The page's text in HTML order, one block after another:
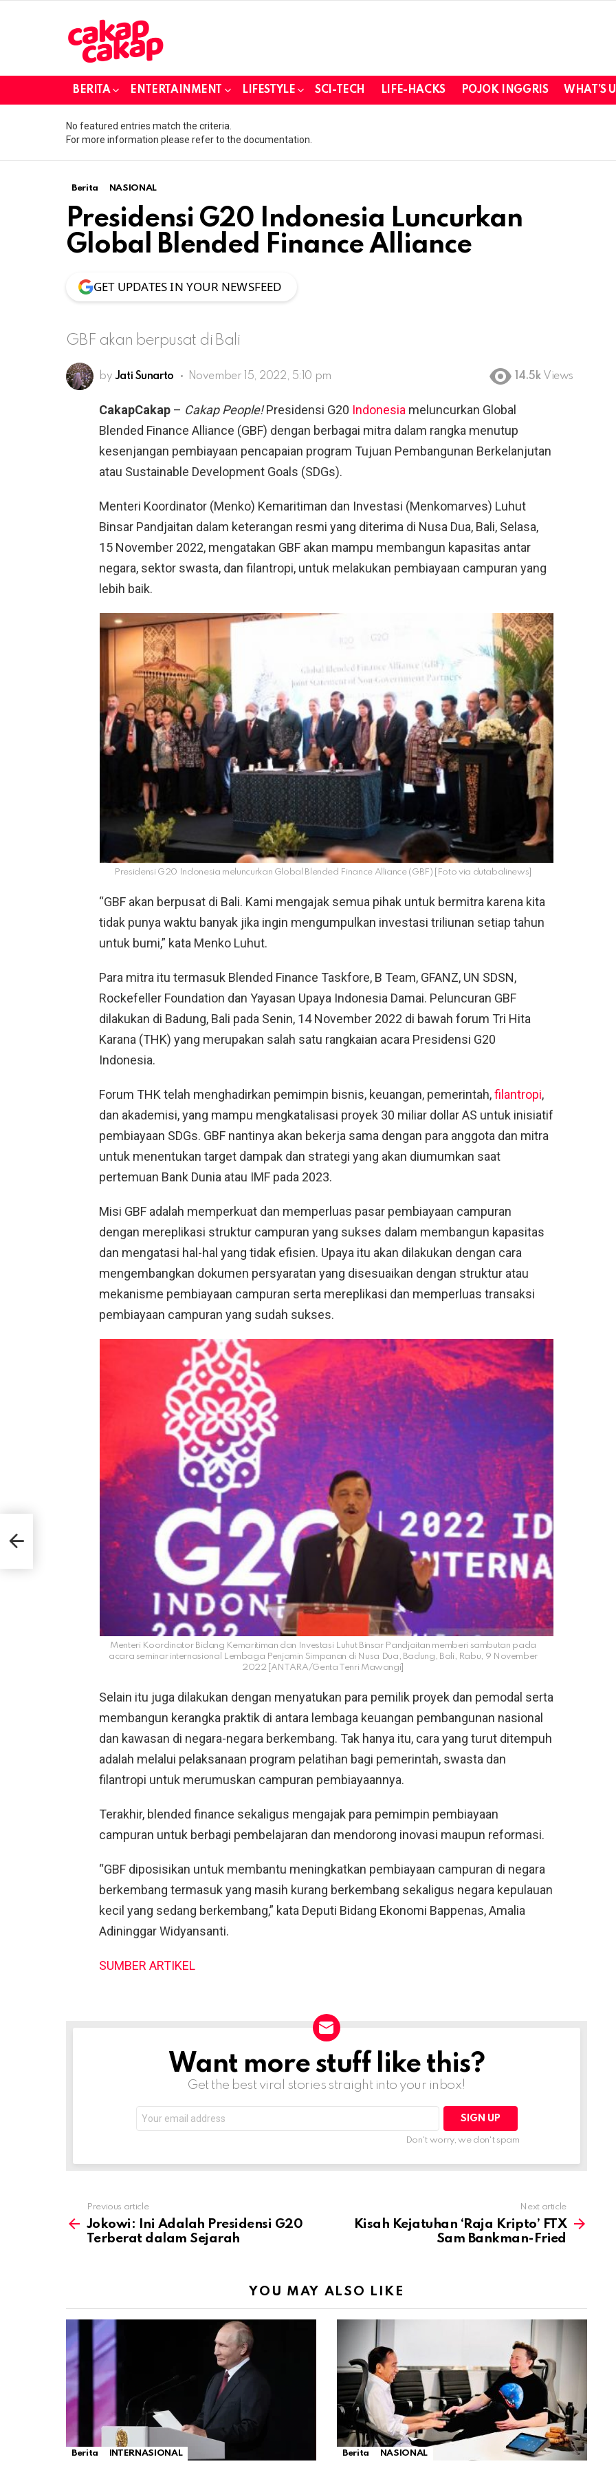
BERITA ENTERTAINMENT LIFESTYLE SCI-TECH LIFE-HACKS POJOK INGGRIS WHAT’S
No featured entries match the criteria.
For more information please refer to the documentation.
Berita NASIONAL
Presidensi G20 Indonesia Luncurkan
Global Blended Finance Alliance
GET UPDATES IN YOUR NEWSFEED
GBF akan berpusat di Bali
by Jati Sunarto November 15, 2022, 5:10 pm 14.5k Views
CakapCakap – Cakap People!Presidensi G20 Indonesia meluncurkan Global
Blended Finance Alliance (GBF) dengan berbagai mitra dalam rangka menutup
kesenjangan pembiayaan pencapaian program Tujuan Pembangunan Berkelanjutan
atau Sustainable Development Goals (SDGs).
Menteri Koordinator (Menko) Kemaritiman dan Investasi (Menkomarves) Luhut
Binsar Pandjaitan dalam keterangan resmi yang diterima di Nusa Dua, Bali, Selasa,
15 November 2022, mengatakan GBF akan mampu membangun kapasitas antar
negara, sektor swasta, dan filantropi, untuk melakukan pembiayaan campuran yang
lebih baik.
Presidensi G20 Indonesia meluncurkan Global Blended Finance Alliance (GBF) [Foto via dutabalinews]
“GBF akan berpusat di Bali. Kami mengajak semua pihak untuk bermitra karena kita
tidak punya waktu banyak jika ingin mengumpulkan investasi triliunan setiap tahun
untuk bumi,” kata Menko Luhut.
Para mitra itu termasuk Blended Finance Taskfore, B Team, GFANZ, UN SDSN,
Rockefeller Foundation dan Yayasan Upaya Indonesia Damai. Peluncuran GBF
dilakukan di Badung, Bali pada Senin, 14 November 2022 di bawah forum Tri Hita
Karana (THK) yang merupakan salah satu rangkaian acara Presidensi G20
Indonesia.
Forum THK telah menghadirkan pemimpin bisnis, keuangan, pemerintah,filantropi,
dan akademisi, yang mampu mengkatalisasi proyek 30 miliar dollar AS untuk inisiatif
pembiayaan SDGs. GBF nantinya akan bekerja sama dengan para anggota dan mitra
untuk menentukan target dampak dan strategi yang akan diumumkan saat
pertemuan Bank Dunia atau IMF pada 2023.
Misi GBF adalah memperkuat dan memperluas pasar pembiayaan campuran
dengan mereplikasi struktur campuran yang sukses dalam membangun kapasitas
dan mengatasi hal-hal yang tidak efisien. Upaya itu akan dilakukan dengan cara
mengembangkan dokumen persyaratan yang disesuaikan dengan struktur atau
mekanisme pembiayaan campuran serta mereplikasi dan memperluas transaksi
pembiayaan campuran yang sudah sukses.
Menteri Koordinator Bidang Kemaritiman dan Investasi Luhut Binsar Pandjaitan memberi sambutan pada
acara seminar internasional Lembaga Penjamin Simpanan di Nusa Dua, Badung, Bali, Rabu, 9 November
2022 [ANTARA/Genta Tenri Mawangi]
Selain itu juga dilakukan dengan menyatukan para pemilik proyek dan pemodal serta
membangun kerangka praktik di antara lembaga keuangan pembangunan nasional
dan kawasan di negara-negara berkembang. Tak hanya itu, cara yang turut ditempuh
adalah melalui pelaksanaan program pelatihan bagi pemerintah, swasta dan
filantropi untuk merumuskan campuran pembiayaannya.
Terakhir, blended finance sekaligus mengajak para pemimpin pembiayaan
campuran untuk berbagi pembelajaran dan mendorong inovasi maupun reformasi.
“GBF diposisikan untuk membantu meningkatkan pembiayaan campuran di negara
berkembang termasuk yang masih kurang berkembang sekaligus negara kepulauan
kecil yang sedang berkembang,” kata Deputi Bidang Ekonomi Bappenas, Amalia
Adininggar Widyansanti.
SUMBER ARTIKEL
NEWSLETTERWant more stuff like this?
Get the best viral stories straight into your inbox!
address:
Don't worry, we don't spam
more
Previous article
Jokowi: Ini Adalah Presidensi G20
Terberat dalam Sejarah
Next article
Kisah Kejatuhan ‘ Raja Kripto’ FTX
Sam Bankman-Fried
YOU MAY ALSO LIKE
Berita INTERNASIONAL Berita NASIONAL